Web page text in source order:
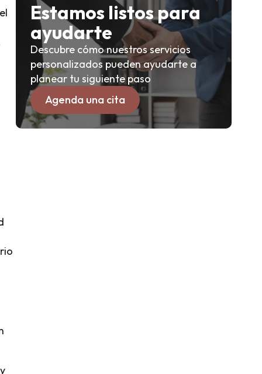
Estamos listos para
ayudarte
Descubre cómo nuestros servicios
personalizados pueden ayudarte a
planear tu siguiente paso
Agenda una cita